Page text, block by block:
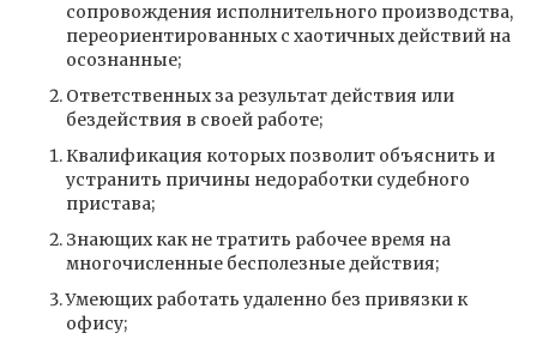
сопровождения исполнительного производства,
переориентированных с хаотичных действий на
осознанные;
Ответственных за результат действия или
бездействия в своей работе;
Квалификация которых позволит объяснить и
устранить причины недоработки судебного
пристава;
Знающих как не тратить рабочее время на
многочисленные бесполезные действия;
Умеющих работать удаленно без привязки к
офису;